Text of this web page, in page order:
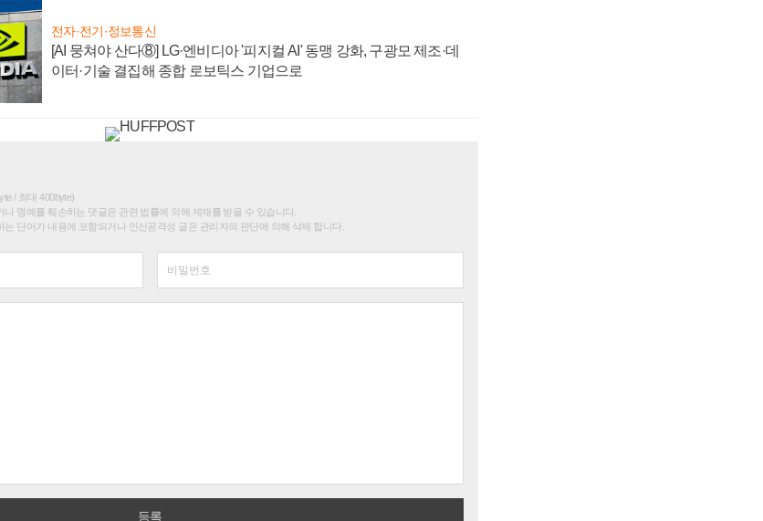
전자·전기·정보통신
[AI 뭉쳐야 산다⑧] LG·엔비디아 '피지컬 AI' 동맹 강화, 구광모 제조·데
이터·기술 결집해 종합 로보틱스 기업으로
/ 최대 400byte)
명예를 훼손하는 댓글은 관련 법률에 의해 제재를 받을 수 있습니다.
단어가 내용에 포함되거나 인신공격성 글은 관리자의 판단에 의해 삭제 합니다.